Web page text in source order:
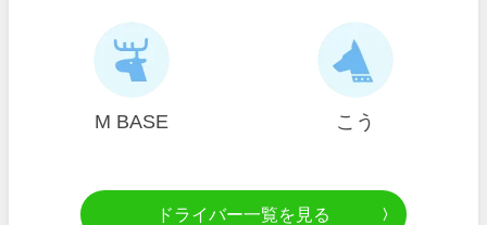
M BASE こう
ドライバー一覧を見る